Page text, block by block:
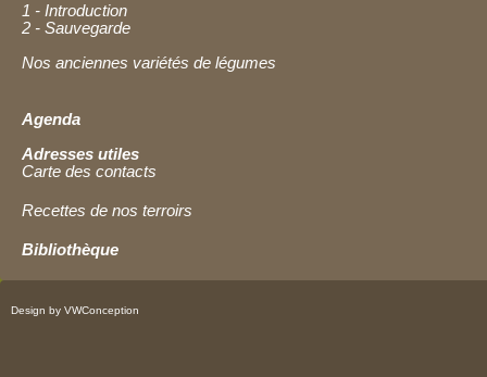
1 - Introduction
2 - Sauvegarde
Nos anciennes variétés de légumes
Agenda
Adresses utiles
Carte des contacts
Recettes de nos terroirs
Bibliothèque
Design by VWConception